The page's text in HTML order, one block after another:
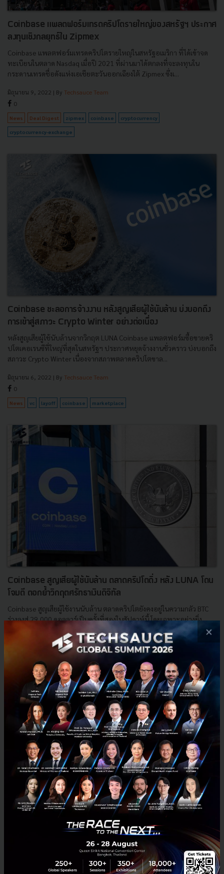
Coinbase แพลตฟอร์มเทรดคริปโตรายใหญ่ของสหรัฐฯ ประกาศ
ลงทุนเชิงกลยุทธ์ใน Zipmex
Coinbase แพลตฟอร์มเทรดคริปโตรายใหญ่ในสหรัฐอเมริกา ที่ได้เข้าจด
ทะเบียนในตลาด Nasdaq เมื่อปี 2021 ที่ผ่านมาได้ตกลงที่จะลงทุนใน
กระดานเทรดชื่อดังแห่งเอเชียตะวันออกเฉียงใต้ Zipmex ซึ่งเ...
มิถุนายน 9, 2022 | By Techsauce Team
0
News Deal Digest zipmex coinbase cryptocurrency
cryptocurrency-exchange
Coinbase ชะลอการจ้างงาน หลังสูญเสียผู้ใช้นับล้าน บ่งบอกถึง
การเข้าสู่สภาวะ Crypto Winter อย่างต่อเนื่อง
หลังสูญเสียผู้ใช้นับล้านจากวิกฤต LUNA Coinbase แพลตฟอร์มซื้อขายคริ
ปโตเคอเรนซีที่ใหญ่ที่สุดในสหรัฐฯ ประกาศหยุดจ้างงานชั่วคราว บ่งบอกถึง
สภาวะ Crypto Winter เนื่องจากสภาพตลาดคริปโตขาล...
มิถุนายน 6, 2022 | By Techsauce Team
0
News vc layoff coinbase marketplace
Coinbase สูญเสียผู้ใช้นับล้าน ตลาดคริปโตดิ่ง หลัง LUNA โดน
โจมตี ตอกย้ำวิกฤตศรัทธาเงินดิจิทัล
Coinbase สูญเสียผู้ใช้งานนับล้าน ตลาดคริปโตยังคงอยู่ในความกลัว BTC
ร่วงลงสู่ 29,000 ดอลลาร์เป็นครั้งที่สองในสัปดาห์นี้ โดยเฉพาะอย่างยิ่ง
เหรียญ LUNA ได้ตกลงต่ำกว่า 1 ดอลลาร์...
พฤษภาคม 12, 2022| ByTechsauce Team
BTC LUNA coinbase sell-off
Coinbase เปิดตัว Coinbase NFT ชูจุดเด่นเป็นแพลตฟอร์มที่
ผู้ใช้สร้าง Community กันเองได้
×